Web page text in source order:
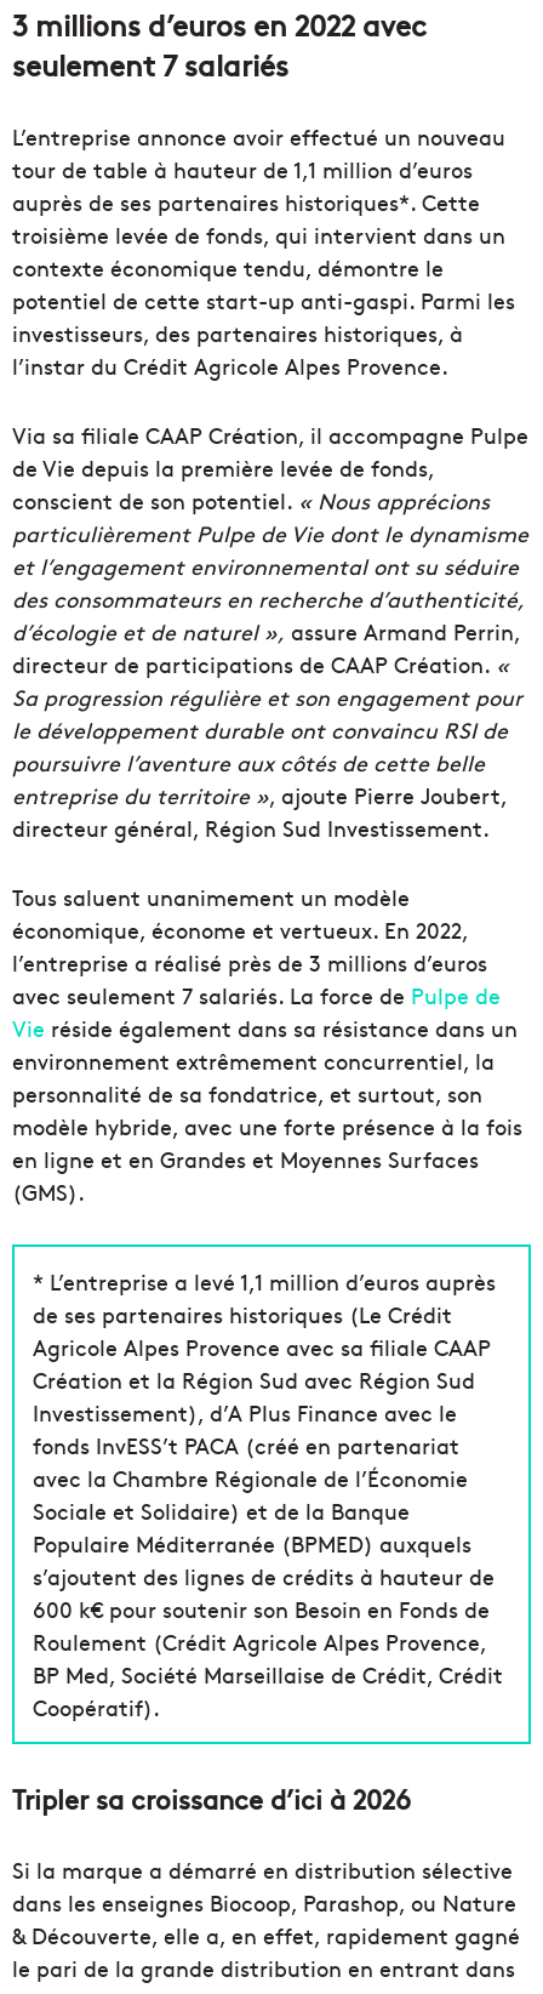
3 millions d’euros en 2022 avec
seulement 7 salariés
L’entreprise annonce avoir effectué un nouveau
tour de table à hauteur de 1,1 million d’euros
auprès de ses partenaires historiques*. Cette
troisième levée de fonds, qui intervient dans un
contexte économique tendu, démontre le
potentiel de cette start-up anti-gaspi. Parmi les
investisseurs, des partenaires historiques, à
l’instar du Crédit Agricole Alpes Provence.
Via sa filiale CAAP Création, il accompagne Pulpe
de Vie depuis la première levée de fonds,
conscient de son potentiel. « Nous apprécions
particulièrement Pulpe de Vie dont le dynamisme
et l’engagement environnemental ont su séduire
des consommateurs en recherche d’authenticité,
d’écologie et de naturel », assure Armand Perrin,
directeur de participations de CAAP Création. «
Sa progression régulière et son engagement pour
le développement durable ont convaincu RSI de
poursuivre l’aventure aux côtés de cette belle
entreprise du territoire », ajoute Pierre Joubert,
directeur général, Région Sud Investissement.
Tous saluent unanimement un modèle
économique, économe et vertueux. En 2022,
l’entreprise a réalisé près de 3 millions d’euros
avec seulement 7 salariés. La force de Pulpe de
Vie réside également dans sa résistance dans un
environnement extrêmement concurrentiel, la
personnalité de sa fondatrice, et surtout, son
modèle hybride, avec une forte présence à la fois
en ligne et en Grandes et Moyennes Surfaces
(GMS).
* L’entreprise a levé 1,1 million d’euros auprès
de ses partenaires historiques (Le Crédit
Agricole Alpes Provence avec sa filiale CAAP
Création et la Région Sud avec Région Sud
Investissement), d’A Plus Finance avec le
fonds InvESS’t PACA (créé en partenariat
avec la Chambre Régionale de l’Économie
Sociale et Solidaire) et de la Banque
Populaire Méditerranée (BPMED) auxquels
s’ajoutent des lignes de crédits à hauteur de
600 k€ pour soutenir son Besoin en Fonds de
Roulement (Crédit Agricole Alpes Provence,
BP Med, Société Marseillaise de Crédit, Crédit
Coopératif).
Tripler sa croissance d’ici à 2026
Si la marque a démarré en distribution sélective
dans les enseignes Biocoop, Parashop, ou Nature
& Découverte, elle a, en effet, rapidement gagné
le pari de la grande distribution en entrant dans